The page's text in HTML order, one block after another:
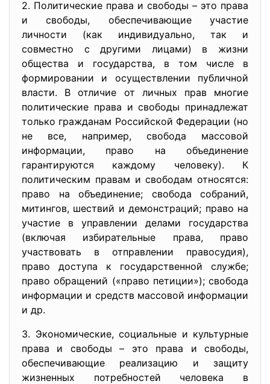
2. Политические права и свободы – это права
и свободы, обеспечивающие участие
личности (как индивидуально, так и
совместно с другими лицами) в жизни
общества и государства, в том числе в
формировании и осуществлении публичной
власти. В отличие от личных прав многие
политические права и свободы принадлежат
только гражданам Российской Федерации (но
не все, например, свобода массовой
информации, право на объединение
гарантируются каждому человеку). К
политическим правам и свободам относятся:
право на объединение; свобода собраний,
митингов, шествий и демонстраций; право на
участие в управлении делами государства
(включая избирательные права, право
участвовать в отправлении правосудия),
право доступа к государственной службе;
право обращений («право петиции»); свобода
информации и средств массовой информации
и др.
3. Экономические, социальные и культурные
права и свободы – это права и свободы,
обеспечивающие реализацию и защиту
жизненных потребностей человека в